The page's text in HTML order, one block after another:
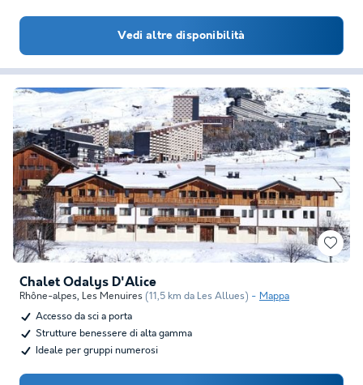
Vedi altre disponibilità
Chalet Odalys D'Alice
Rhône-alpes, Les Menuires (11,5 km da Les Allues)
Mappa
Accesso da sci a porta
Strutture benessere di alta gamma
Ideale per gruppi numerosi